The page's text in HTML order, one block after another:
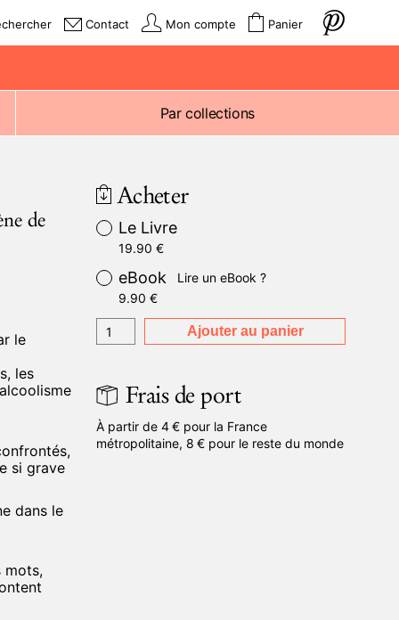
Contact Mon compte Panier
Par collections
de
le
les
si grave
dans le
mots,
Acheter
Le Livre
19.90 €
eBook
9.90 €
Lire un eBook ?
Ajouter au panier
Frais de port
À partir de 4 € pour la France
métropolitaine, 8 € pour le reste du monde